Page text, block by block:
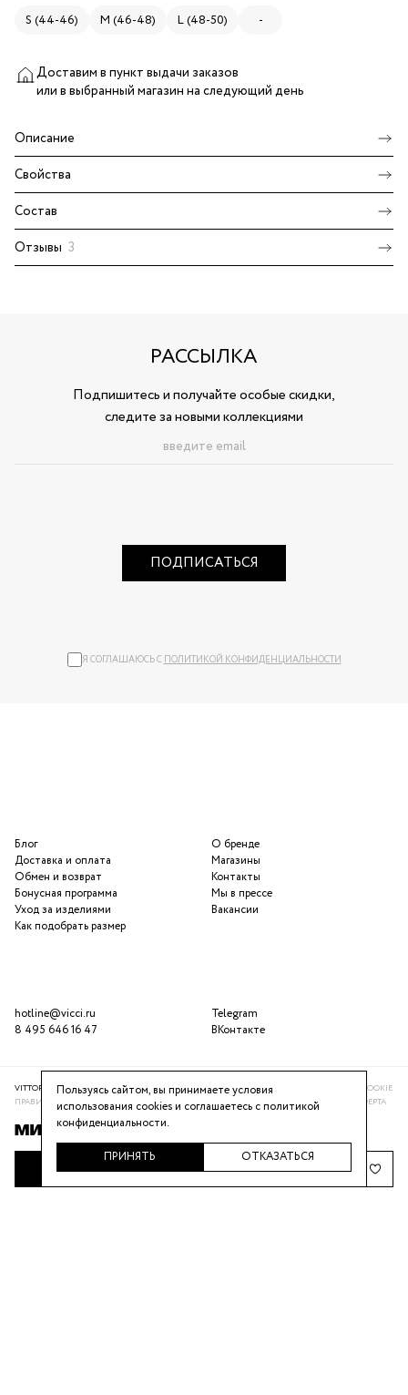
S (44-46) M (46-48) L (48-50) -
НАПОМНИТЬ О ПОСТУПЛЕНИИ
Доставим в пункт выдачи заказов
или в выбранный магазин на следующий день
Описание
Свойства
Состав
Отзывы 3
РАССЫЛКА
Подпишитесь и получайте особые скидки,
следите за новыми коллекциями
ПОДПИСАТЬСЯ
Я СОГЛАШАЮСЬ СПОЛИТИКОЙ КОНФИДЕНЦИАЛЬНОСТИ
О бренде
Магазины
Контакты
Мы в прессе
Вакансии
Telegram
ВКонтакте
Блог
Доставка и оплата
Обмен и возврат
Бонусная программа
Уход за изделиями
Как подобрать размер
hotline@vicci.ru
8 495 646 16 47
VITTORIA VICCI © 2016-2025ПОЛИТИКА КОНФИДЕНЦИАЛЬНОСТИ
ИСПОЛЬЗОВАНИЕ COOKIE
ПРАВИЛА ПРОГРАММЫ ЛОЯЛЬНОСТИРЕКОМЕНДАТЕЛЬНАЯ СИСТЕМАПУБЛИЧНАЯ ОФЕРТА
Пользуясь сайтом, вы принимаете условия
использования cookies и соглашаетесь сполитикой
конфиденциальности.
ПРИНЯТЬ ОТКАЗАТЬСЯ